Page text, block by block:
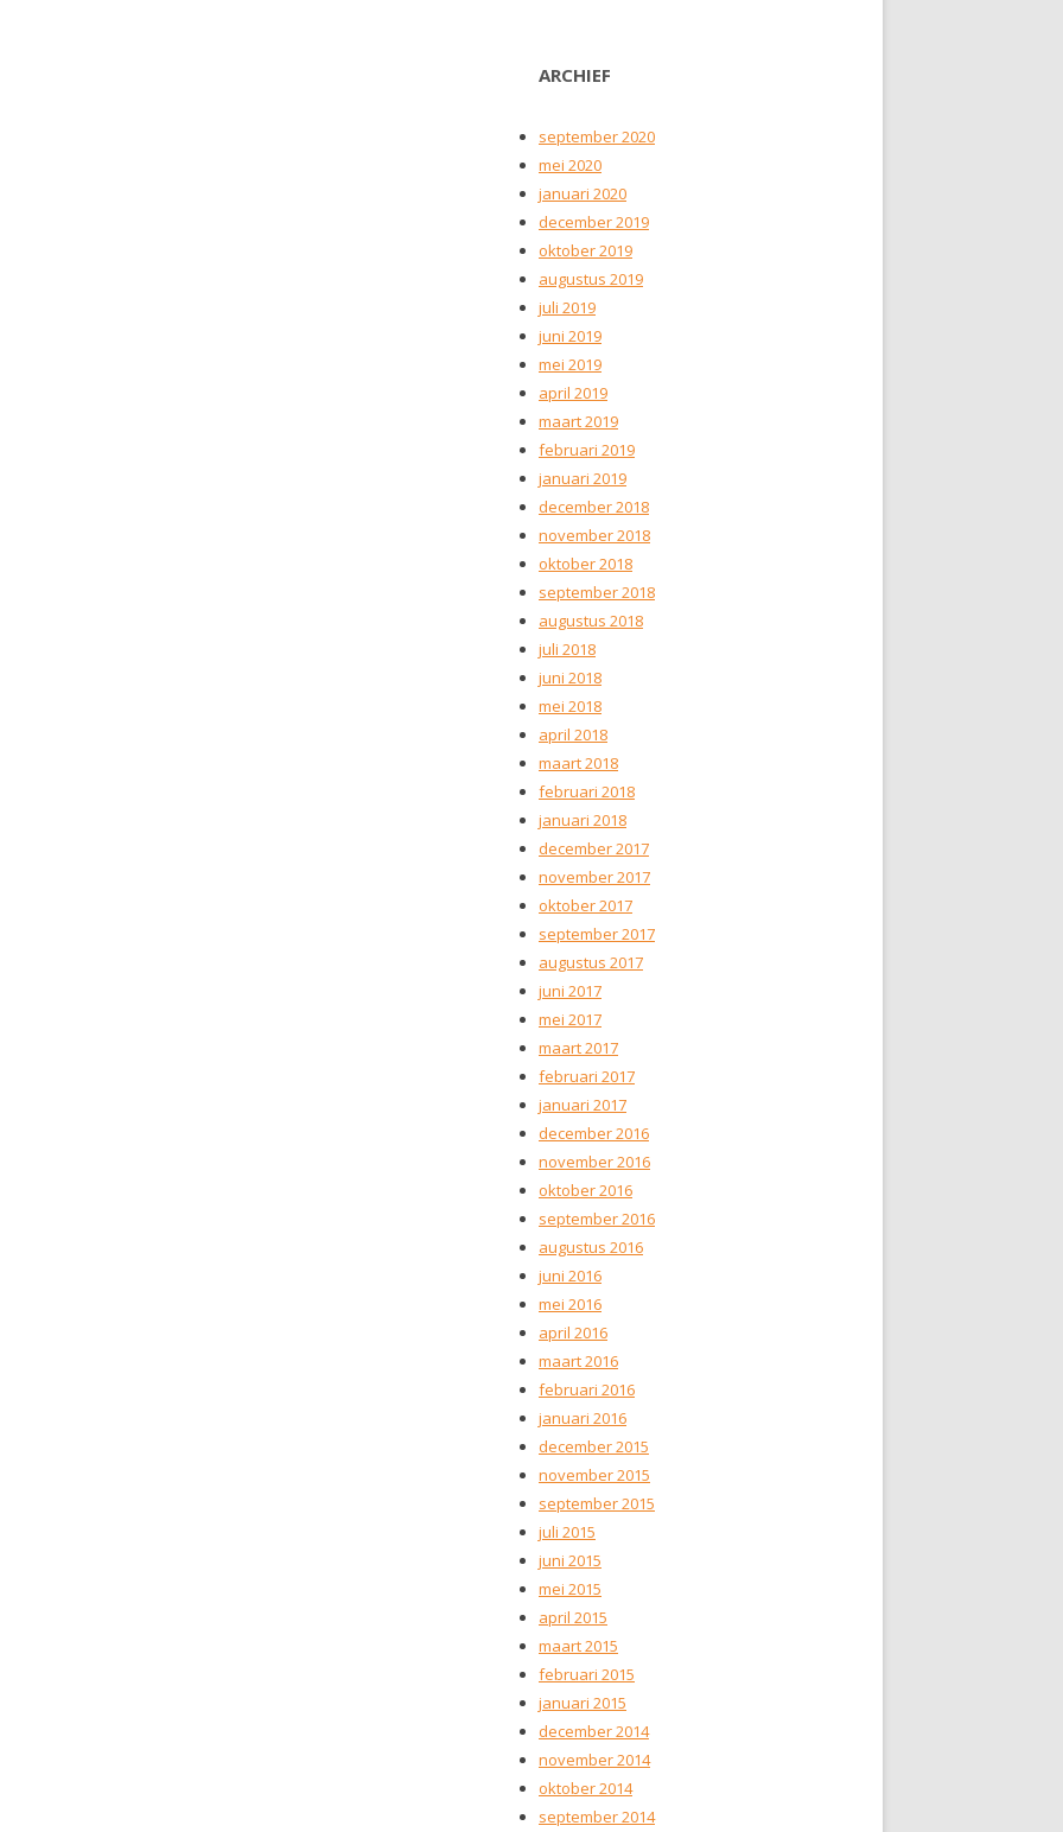
ARCHIEF
september 2020
mei 2020
januari 2020
december 2019
oktober 2019
augustus 2019
juli 2019
juni 2019
mei 2019
april 2019
maart 2019
februari 2019
januari 2019
december 2018
november 2018
oktober 2018
september 2018
augustus 2018
juli 2018
juni 2018
mei 2018
april 2018
maart 2018
februari 2018
januari 2018
december 2017
november 2017
oktober 2017
september 2017
augustus 2017
juni 2017
mei 2017
maart 2017
februari 2017
januari 2017
december 2016
november 2016
oktober 2016
september 2016
augustus 2016
juni 2016
mei 2016
april 2016
maart 2016
februari 2016
januari 2016
december 2015
november 2015
september 2015
juli 2015
juni 2015
mei 2015
april 2015
maart 2015
februari 2015
januari 2015
december 2014
november 2014
oktober 2014
september 2014